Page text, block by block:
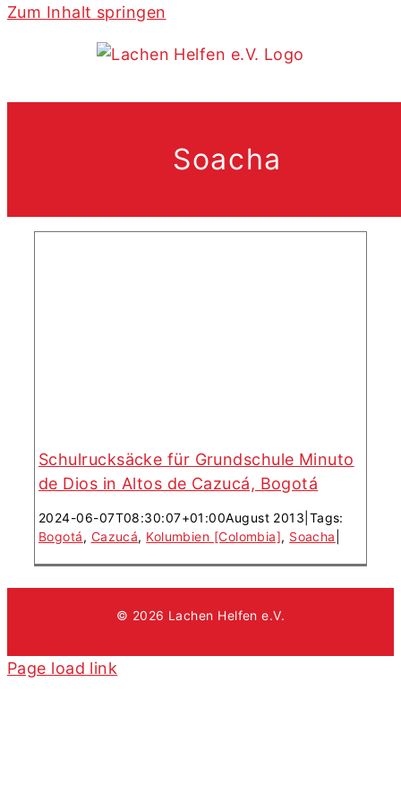
Zum Inhalt springen
Soacha
Schulrucksäcke für Grundschule
Minuto de Dios in Altos de
Schulrucksäcke für Grundschule Minuto
de Dios in Altos de Cazucá, Bogotá
2024-06-07T08:30:07+01:00August 2013 Tags:
Bogotá, Cazucá, Kolumbien [Colombia], Soacha
© 2026 Lachen Helfen e.V.
Page load link